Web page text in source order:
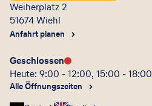
Weiherplatz 2
51674Wiehl
Anfahrt planen
Geschlossen
Heute: 9:00 - 12:00, 15:00 - 18:00
Alle Öffnungszeiten